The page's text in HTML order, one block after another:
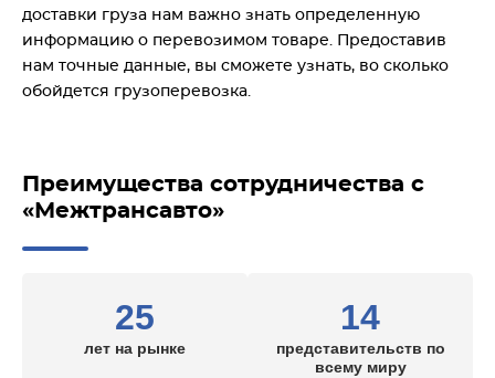
доставки груза нам важно знать определенную
информацию о перевозимом товаре. Предоставив
нам точные данные, вы сможете узнать, во сколько
обойдется грузоперевозка.
Преимущества сотрудничества с
«Межтрансавто»
25
лет на рынке
14
представительств по
всему миру